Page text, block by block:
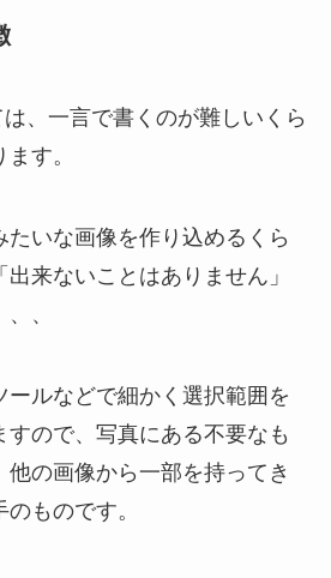
、一言で書くのが難しいくら
す。
たいな画像を作り込めるくら
来ないことはありません」
、
ールなどで細かく選択範囲を
ので、写真にある不要なも
の画像から一部を持ってき
ものです。